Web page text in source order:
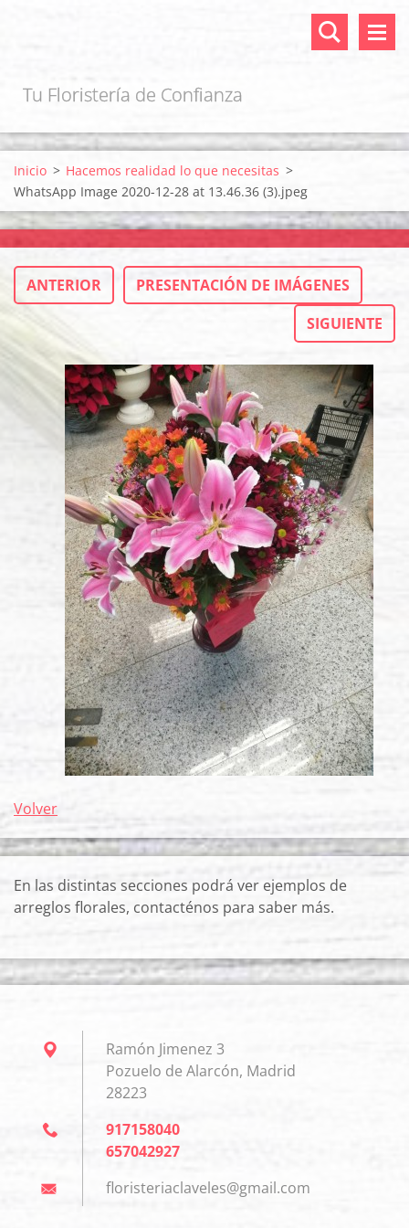
Tu Floristería de Confianza
Inicio > Hacemos realidad lo que necesitas >
WhatsApp Image 2020-12-28 at 13.46.36 (3).jpeg
ANTERIOR
PRESENTACIÓN DE IMÁGENES
SIGUIENTE
Volver
En las distintas secciones podrá ver ejemplos de
arreglos florales, contacténos para saber más.
Ramón Jimenez 3
Pozuelo de Alarcón, Madrid
28223
917158040
657042927
floristeriaclaveles@gmail.com